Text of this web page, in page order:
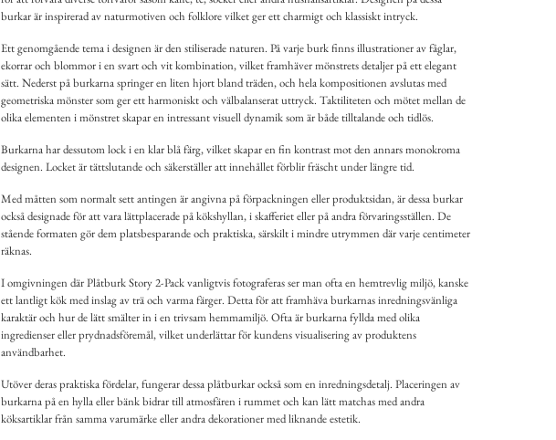
burkar är inspirerad av naturmotiven och folklore vilket ger ett charmigt och klassiskt intryck.
Ett genomgående tema i designen är den stiliserade naturen. På varje burk finns illustrationer av fåglar,
ekorrar och blommor i en svart och vit kombination, vilket framhäver mönstrets detaljer på ett elegant
sätt. Nederst på burkarna springer en liten hjort bland träden, och hela kompositionen avslutas med
geometriska mönster som ger ett harmoniskt och välbalanserat uttryck. Taktiliteten och mötet mellan de
olika elementen i mönstret skapar en intressant visuell dynamik som är både tilltalande och tidlös.
Burkarna har dessutom lock i en klar blå färg, vilket skapar en fin kontrast mot den annars monokroma
designen. Locket är tättslutande och säkerställer att innehållet förblir fräscht under längre tid.
Med måtten som normalt sett antingen är angivna på förpackningen eller produktsidan, är dessa burkar
också designade för att vara lättplacerade på kökshyllan, i skafferiet eller på andra förvaringsställen. De
stående formaten gör dem platsbesparande och praktiska, särskilt i mindre utrymmen där varje centimeter
räknas.
I omgivningen där Plåtburk Story 2-Pack vanligtvis fotograferas ser man ofta en hemtrevlig miljö, kanske
ett lantligt kök med inslag av trä och varma färger. Detta för att framhäva burkarnas inredningsvänliga
karaktär och hur de lätt smälter in i en trivsam hemmamiljö. Ofta är burkarna fyllda med olika
ingredienser eller prydnadsföremål, vilket underlättar för kundens visualisering av produktens
användbarhet.
Utöver deras praktiska fördelar, fungerar dessa plåtburkar också som en inredningsdetalj. Placeringen av
burkarna på en hylla eller bänk bidrar till atmosfären i rummet och kan lätt matchas med andra
köksartiklar från samma varumärke eller andra dekorationer med liknande estetik.